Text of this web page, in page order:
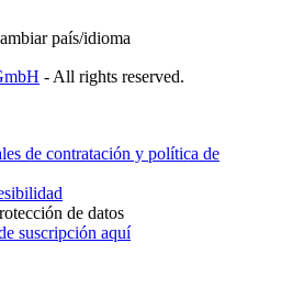
país/idioma
- All rights reserved.
de contratación y política de
de datos
suscripción aquí